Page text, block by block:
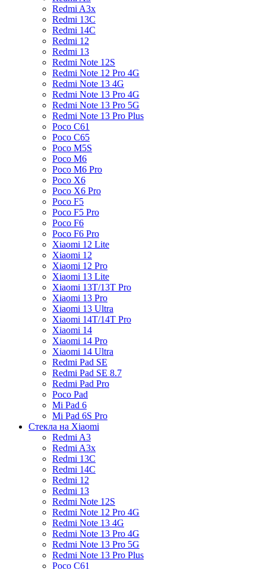
Redmi A3x
Redmi 13C
Redmi 14C
Redmi 12
Redmi 13
Redmi Note 12S
Redmi Note 12 Pro 4G
Redmi Note 13 4G
Redmi Note 13 Pro 4G
Redmi Note 13 Pro 5G
Redmi Note 13 Pro Plus
Poco C61
Poco C65
Poco M5S
Poco M6
Poco M6 Pro
Poco X6
Poco X6 Pro
Poco F5
Poco F5 Pro
Poco F6
Poco F6 Pro
Xiaomi 12 Lite
Xiaomi 12
Xiaomi 12 Pro
Xiaomi 13 Lite
Xiaomi 13T/13T Pro
Xiaomi 13 Pro
Xiaomi 13 Ultra
Xiaomi 14T/14T Pro
Xiaomi 14
Xiaomi 14 Pro
Xiaomi 14 Ultra
Redmi Pad SE
Redmi Pad SE 8.7
Redmi Pad Pro
Poco Pad
Mi Pad 6
Mi Pad 6S Pro
Стекла на Xiaomi
Redmi A3
Redmi A3x
Redmi 13C
Redmi 14C
Redmi 12
Redmi 13
Redmi Note 12S
Redmi Note 12 Pro 4G
Redmi Note 13 4G
Redmi Note 13 Pro 4G
Redmi Note 13 Pro 5G
Redmi Note 13 Pro Plus
Poco C61